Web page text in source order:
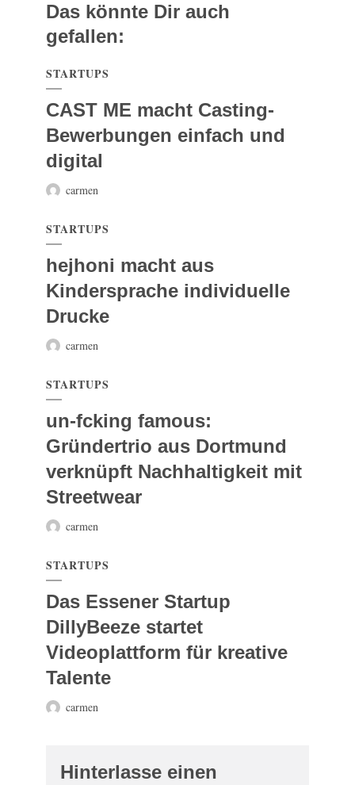
Das könnte Dir auch
gefallen:
STARTUPS
CAST ME macht Casting-
Bewerbungen einfach und
digital
carmen
STARTUPS
hejhoni macht aus
Kindersprache individuelle
Drucke
carmen
STARTUPS
un-fcking famous:
Gründertrio aus Dortmund
verknüpft Nachhaltigkeit mit
Streetwear
carmen
STARTUPS
Das Essener Startup
DillyBeeze startet
Videoplattform für kreative
Talente
carmen
Hinterlasse einen